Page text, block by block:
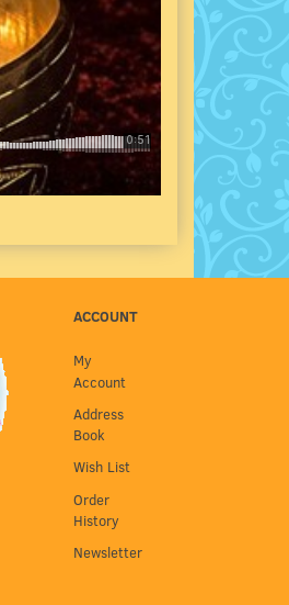
ACCOUNT
My
Account
Address
Book
Wish List
Order
History
Newsletter